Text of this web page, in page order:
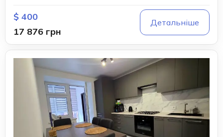
$ 400
17 876 грн
Детальніше